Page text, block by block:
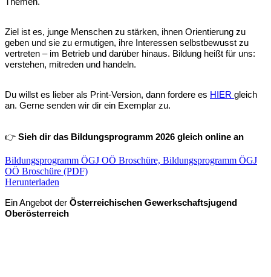
Ziel ist es, junge Menschen zu stärken, ihnen Orientierung zu
geben und sie zu ermutigen, ihre Interessen selbstbewusst zu
vertreten – im Betrieb und darüber hinaus. Bildung heißt für uns:
verstehen, mitreden und handeln.
Du willst es lieber als Print-Version, dann fordere es HIER gleich
an. Gerne senden wir dir ein Exemplar zu.
👉 Sieh dir das Bildungsprogramm 2026 gleich online an
Bildungsprogramm ÖGJ OÖ Broschüre, Bildungsprogramm ÖGJ
OÖ Broschüre (PDF)
Herunterladen
Ein Angebot der Österreichischen Gewerkschaftsjugend
Oberösterreich